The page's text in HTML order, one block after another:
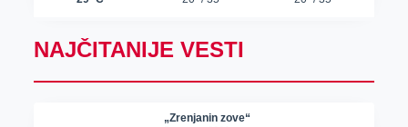
NAJČITANIJE VESTI
„Zrenjanin zove“